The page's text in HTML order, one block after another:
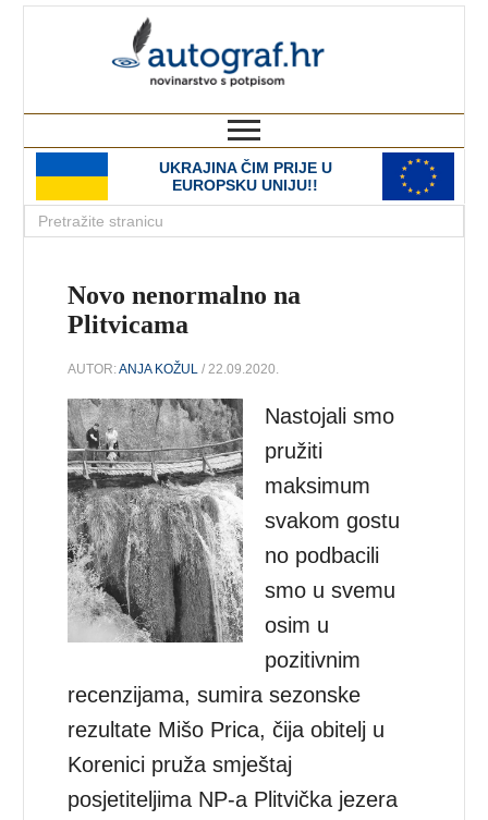
UKRAJINA ČIM PRIJE U
EUROPSKU UNIJU!!
Novo nenormalno na
Plitvicama
AUTOR:ANJA KOŽUL / 22.09.2020.
Nastojali smo
pružiti
maksimum
svakom gostu
no podbacili
smo u svemu
osim u
pozitivnim
recenzijama, sumira sezonske
rezultate Mišo Prica, čija obitelj u
Korenici pruža smještaj
posjetiteljima NP-a Plitvička jezera